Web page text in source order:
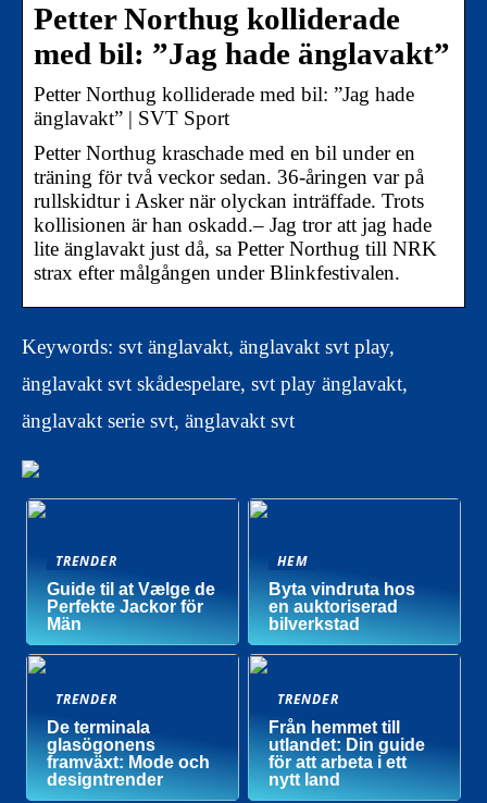
Petter Northug kolliderade
med bil: ”Jag hade änglavakt”
Petter Northug kolliderade med bil: ”Jag hade
änglavakt” | SVT Sport
Petter Northug kraschade med en bil under en
träning för två veckor sedan. 36-åringen var på
rullskidtur i Asker när olyckan inträffade. Trots
kollisionen är han oskadd.– Jag tror att jag hade
lite änglavakt just då, sa Petter Northug till NRK
strax efter målgången under Blinkfestivalen.
Keywords: svt änglavakt, änglavakt svt play,
änglavakt svt skådespelare, svt play änglavakt,
änglavakt serie svt, änglavakt svt
TRENDER
Guide til at Vælge de
Perfekte Jackor för
Män
HEM
Byta vindruta hos
en auktoriserad
bilverkstad
TRENDER
De terminala
glasögonens
framväxt: Mode och
designtrender
TRENDER
Från hemmet till
utlandet: Din guide
för att arbeta i ett
nytt land